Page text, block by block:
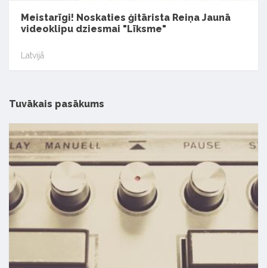
Meistarīgi! Noskaties ģitārista Reiņa Jaunā
videoklipu dziesmai "Līksme"
Latvijā
Tuvākais pasākums